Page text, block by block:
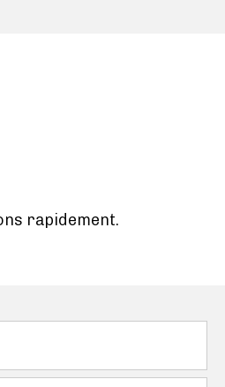
de vos données, dont vos
d’exercice, consulter
rapidement.